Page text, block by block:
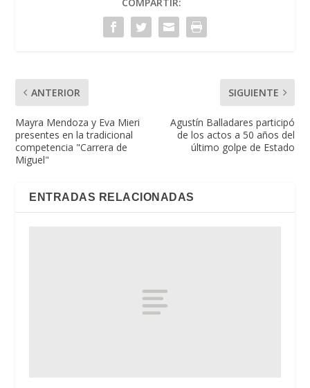
ANTERIOR
Mayra Mendoza y Eva Mieri
presentes en la tradicional
competencia "Carrera de
Miguel"
SIGUIENTE
Agustín Balladares participó
de los actos a 50 años del
último golpe de Estado
ENTRADAS RELACIONADAS